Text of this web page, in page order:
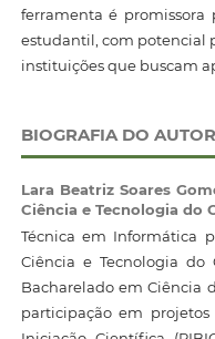
ferramenta é
estudantil, com potencial
instituições que buscam
BIOGRAFIA DO AUTOR
Lara Beatriz Soares
Ciência e Tecnologia do
Técnica em Informática
Ciência e Tecnologia do
Bacharelado em Ciência
participação em projetos